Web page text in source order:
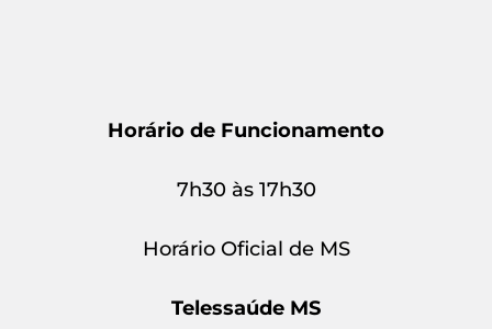
Horário de Funcionamento
7h30 às 17h30
Horário Oficial de MS
Telessaúde MS